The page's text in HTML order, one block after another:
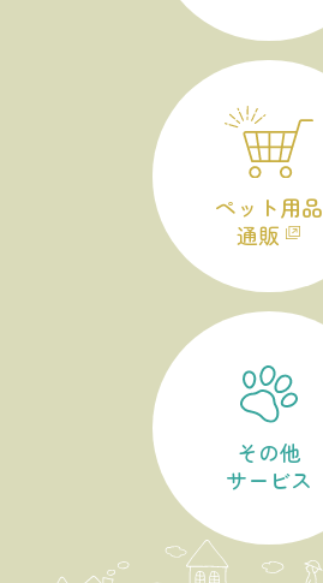
ペット用品
通販
その他
サービス